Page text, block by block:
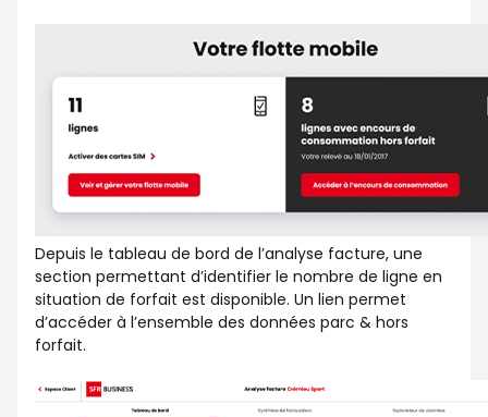
Depuis le tableau de bord de l’analyse facture, une
section permettant d’identifier le nombre de ligne en
situation de forfait est disponible. Un lien permet
d’accéder à l’ensemble des données parc & hors
forfait.